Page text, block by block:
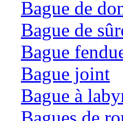
Bague de
Bague de
Bague
Bague joint
Bague à